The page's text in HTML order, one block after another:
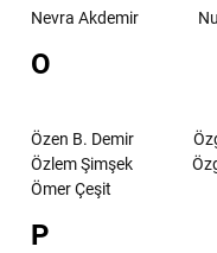
Nevra Akdemir
O
Özen B. Demir
Özlem Şimşek
Ömer Çeşit
P